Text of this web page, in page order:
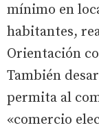
mínimo en
habitantes,
Orientación
También
permita al
«comercio